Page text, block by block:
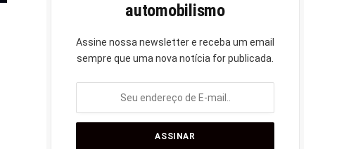
automobilismo
Assine nossa newsletter e receba um email
sempre que uma nova notícia for publicada.